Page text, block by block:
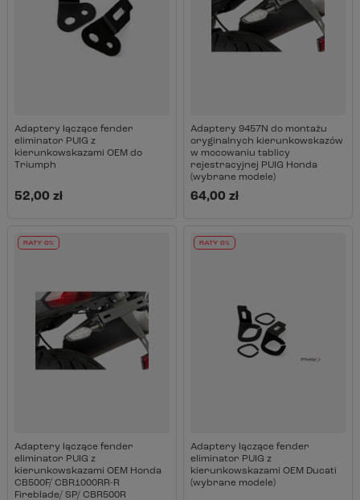
Adaptery łączące fender
eliminator PUIG z
kierunkowskazami OEM do
Triumph
52,00 zł
Adaptery 9457N do montażu
oryginalnych kierunkowskazów
w mocowaniu tablicy
rejestracyjnej PUIG Honda
(wybrane modele)
64,00 zł
RATY 0%
Adaptery łączące fender
eliminator PUIG z
kierunkowskazami OEM Honda
CB500F/ CBR1000RR-R
Fireblade/ SP/ CBR500R
RATY 0%
Adaptery łączące fender
eliminator PUIG z
kierunkowskazami OEM Ducati
(wybrane modele)